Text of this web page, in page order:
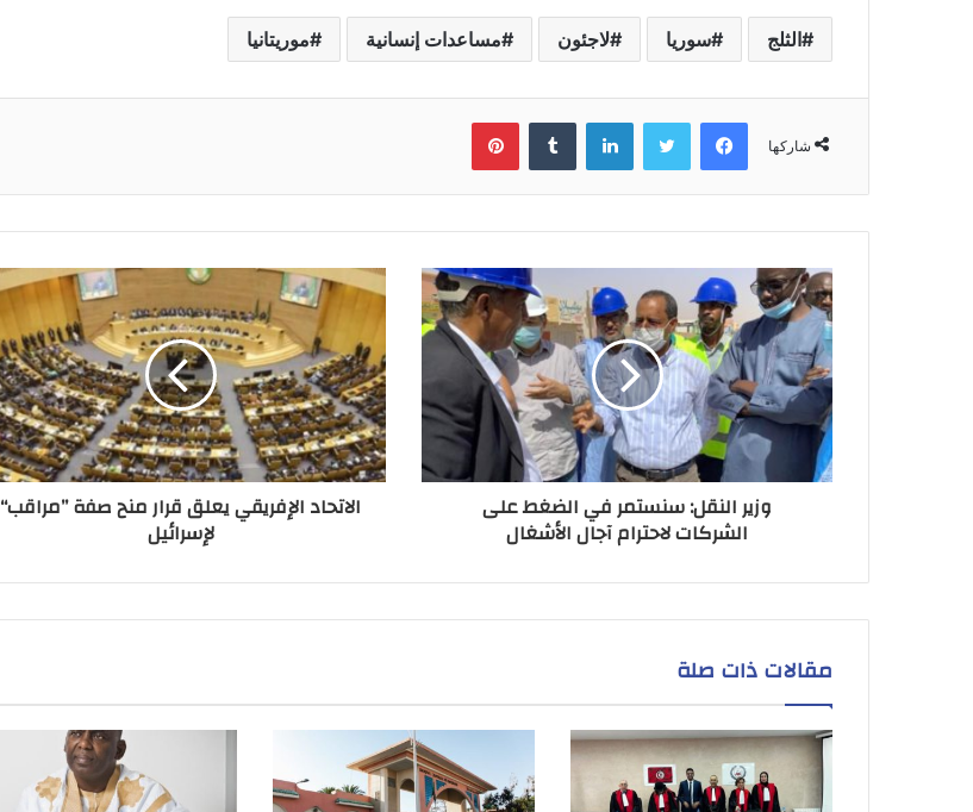
الثلج سوريا لاجئون مساعدات إنسانية موريتانيا
شاركها
فيسبوك تويتر لينكدإن بينتيريست
وزير النقل: سنستمر في الضغط على
الشركات لاحترام آجال الأشغال
الاتحاد الإفريقي يعلق قرار منح صفة ”مراقب“
لإسرائيل
مقالات ذات صلة